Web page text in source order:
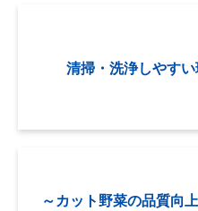
清掃・洗浄しやす
～カット野菜の品質向